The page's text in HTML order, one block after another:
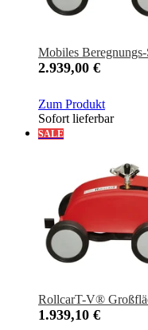
Mobiles
2.939,00 €
Zum Produkt
Sofort lieferbar
SALE
RollcarT-V®
1.939,10 €